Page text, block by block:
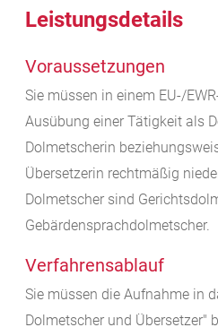
Leistungsdetails
Voraussetzungen
Sie müssen in einem EU-/
Ausübung einer Tätigkeit als
Dolmetscherin
Übersetzerin rechtmäßig
Dolmetscher sind
Gebärdensprachdolmetscher.
Verfahrensablauf
Sie müssen die Aufnahme in
Dolmetscher und Übersetzer"